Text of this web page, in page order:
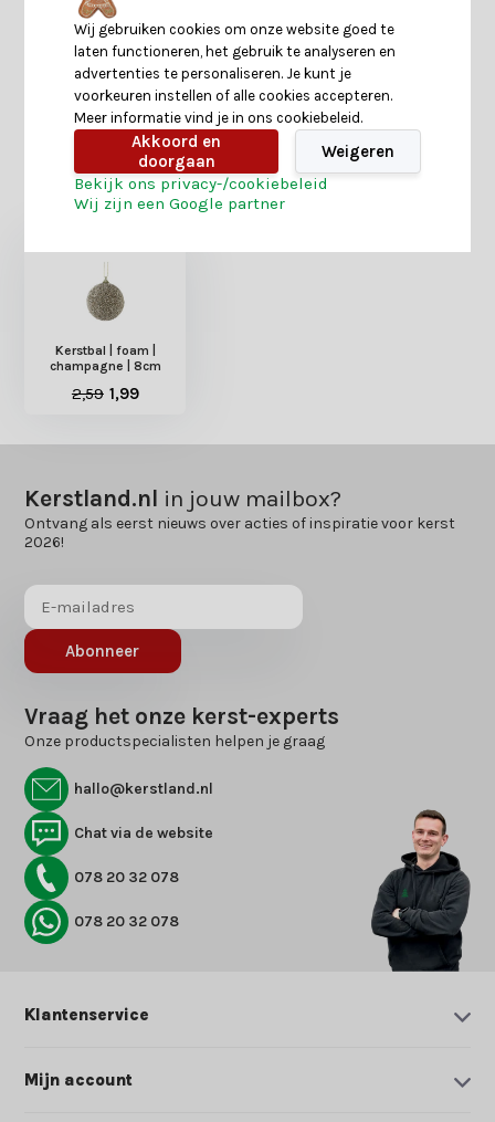
Reviews
Heb je nog interesse in deze recent bekeken
producten?
Kerstbal | foam |
champagne | 8cm
2,59 1,99
Kerstland.nl in jouw mailbox?
Ontvang als eerst nieuws over acties of inspiratie voor kerst
2026!
Abonneer
Vraag het onze kerst-experts
Onze productspecialisten helpen je graag
hallo@kerstland.nl
Chat via de website
078 20 32 078
078 20 32 078
Klantenservice
Mijn account
Wij gebruiken cookies om onze website goed te
laten functioneren, het gebruik te analyseren en
advertenties te personaliseren. Je kunt je
voorkeuren instellen of alle cookies accepteren.
Meer informatie vind je in ons cookiebeleid.
Akkoord en
doorgaan
Weigeren
Bekijk ons privacy-/cookiebeleid
Wij zijn een Google partner